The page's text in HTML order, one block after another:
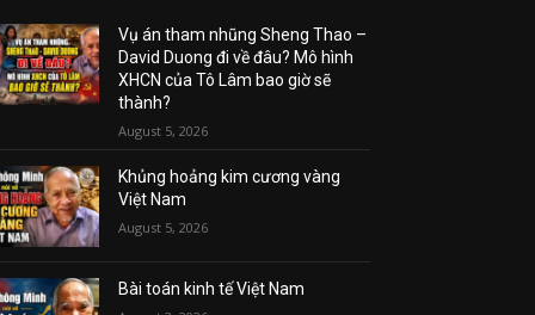
Vụ án tham nhũng Sheng Thao –
David Duong đi về đâu? Mô hình
XHCN của Tô Lâm bao giờ sẽ
thành?
August 5, 2026
Khủng hoảng kim cương vàng
Việt Nam
August 5, 2026
Bài toán kinh tế Việt Nam